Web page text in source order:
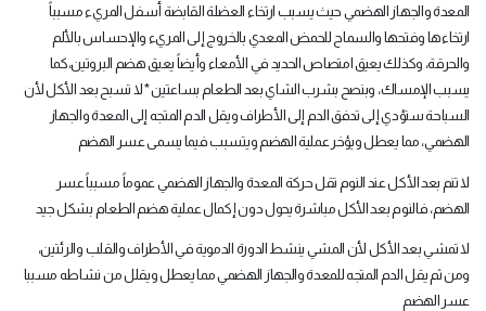
المعدة والجهاز الهضمي حيث يسبب ارتخاء العضلة القابضة أسفل المريء مسبباً
ارتخاءها وفتحها والسماح للحمض المعدي بالخروج إلى المريء والإحساس بالألم
والحرقة، وكذلك يعيق امتصاص الحديد في الأمعاء وأيضاً يعيق هضم البروتين،كما
يسبب الإمساك، وبنصح بشرب الشاي بعد الطعام بساعتين * لا تسبح بعد الأكل لأن
السباحة ستؤدي إلى تدفق الدم إلى الأطراف ويقل الدم المتجه إلى المعدة والجهاز
الهضمي، مما يعطل ويؤخر عملية الهضم ويتسبب فيما يسمى عسر الهضم
لا تنم بعد الأكل عند النوم تقل حركة المعدة والجهاز الهضمي عموماً مسبباً عسر
الهضم، فالنوم بعد الأكل مباشرة يحول دون إكمال عملية هضم الطعام بشكل جيد
لا تمشي بعد الأكل لأن المشي ينشط الدورة الدموية في الأطراف والقلب والرئتين،
ومن ثم يقل الدم المتجه للمعدة والجهاز الهضمي مما يعطل ويقلل من نشاطه مسببا
عسر الهضم